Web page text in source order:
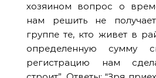
хозяином вопрос о
нам решить не
группе те, кто живет в
определенную сумму
регистрацию нам